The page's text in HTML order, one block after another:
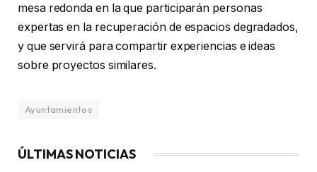
mesa redonda en la que participarán personas
expertas en la recuperación de espacios degradados,
y que servirá para compartir experiencias e ideas
sobre proyectos similares.
Ayuntamientos
ÚLTIMAS NOTICIAS